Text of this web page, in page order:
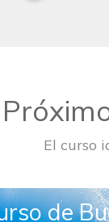
El curso
de